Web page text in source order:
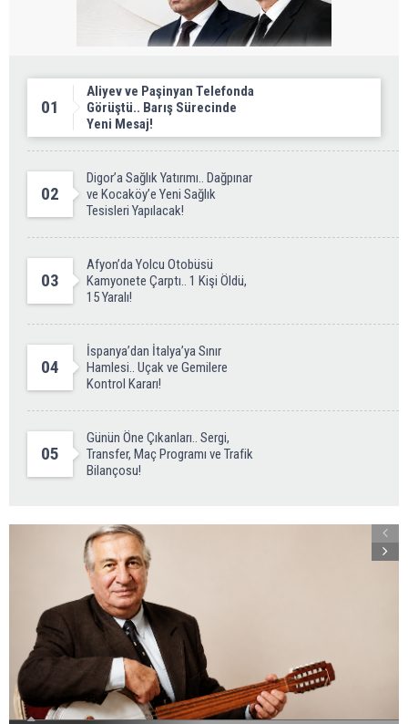
01
Aliyev ve Paşinyan Telefonda
Görüştü.. Barış Sürecinde
Yeni Mesaj!
02
Digor’a Sağlık Yatırımı.. Dağpınar
ve Kocaköy’e Yeni Sağlık
Tesisleri Yapılacak!
03
Afyon’da Yolcu Otobüsü
Kamyonete Çarptı.. 1 Kişi Öldü,
15 Yaralı!
04
İspanya’dan İtalya’ya Sınır
Hamlesi.. Uçak ve Gemilere
Kontrol Kararı!
05
Günün Öne Çıkanları.. Sergi,
Transfer, Maç Programı ve Trafik
Bilançosu!